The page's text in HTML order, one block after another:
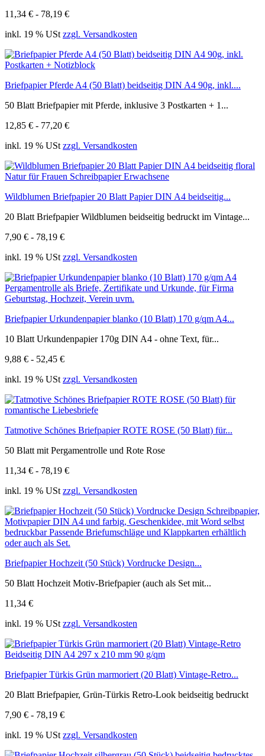
11,34 € - 78,19 €
inkl. 19 % USt zzgl. Versandkosten
Briefpapier Pferde A4 (50 Blatt) beidseitig DIN A4 90g, inkl....
50 Blatt Briefpapier mit Pferde, inklusive 3 Postkarten + 1...
12,85 € - 77,20 €
inkl. 19 % USt zzgl. Versandkosten
Wildblumen Briefpapier 20 Blatt Papier DIN A4 beidseitig...
20 Blatt Briefpapier Wildblumen beidseitig bedruckt im Vintage...
7,90 € - 78,19 €
inkl. 19 % USt zzgl. Versandkosten
Briefpapier Urkundenpapier blanko (10 Blatt) 170 g/qm A4...
10 Blatt Urkundenpapier 170g DIN A4 - ohne Text, für...
9,88 € - 52,45 €
inkl. 19 % USt zzgl. Versandkosten
Tatmotive Schönes Briefpapier ROTE ROSE (50 Blatt) für...
50 Blatt mit Pergamentrolle und Rote Rose
11,34 € - 78,19 €
inkl. 19 % USt zzgl. Versandkosten
Briefpapier Hochzeit (50 Stück) Vordrucke Design...
50 Blatt Hochzeit Motiv-Briefpapier (auch als Set mit...
11,34 €
inkl. 19 % USt zzgl. Versandkosten
Briefpapier Türkis Grün marmoriert (20 Blatt) Vintage-Retro...
20 Blatt Briefpapier, Grün-Türkis Retro-Look beidseitig bedruckt
7,90 € - 78,19 €
inkl. 19 % USt zzgl. Versandkosten